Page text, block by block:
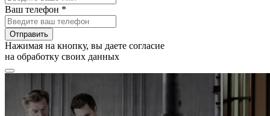
Ваш телефон *
Отправить
Нажимая на кнопку, вы даете согласие
на обработку своих данных